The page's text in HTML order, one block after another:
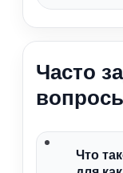
Часто
Что